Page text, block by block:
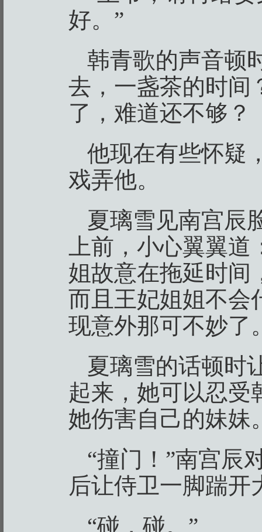
好。”
韩青歌的声音顿
去，一盏茶的时间
了，难道还不够？
他现在有些怀疑
戏弄他。
夏璃雪见南宫辰
上前，小心翼翼
姐故意在拖延时间
而且王妃姐姐不会
现意外那可不妙了
夏璃雪的话顿时
起来，她可以忍受
她伤害自己的妹妹
“撞门！”南宫辰
后让侍卫一脚踹开
“碰，碰。”